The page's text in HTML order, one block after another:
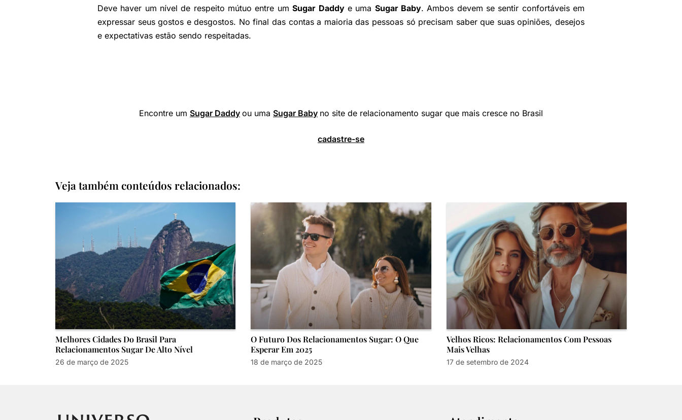
Deve haver um nível de respeito mútuo entre umSugar Daddye uma Sugar Baby. Ambos devem se sentir confortáveis em
expressar seus gostos e desgostos. No final das contas a maioria das pessoas só precisam saber que suas opiniões, desejos
e expectativas estão sendo respeitadas.
Encontre um Sugar Daddy ou uma Sugar Baby no site de relacionamento sugar que mais cresce no Brasil
cadastre-se
Veja também conteúdos relacionados:
Melhores Cidades Do Brasil Para
Relacionamentos Sugar De Alto Nível
26 de março de 2025
O Futuro Dos Relacionamentos Sugar: O Que
Esperar Em 2025
18 de março de 2025
Velhos Ricos: Relacionamentos Com Pessoas
Mais Velhas
17 de setembro de 2024